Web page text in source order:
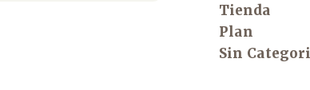
Tienda
Plan
Sin